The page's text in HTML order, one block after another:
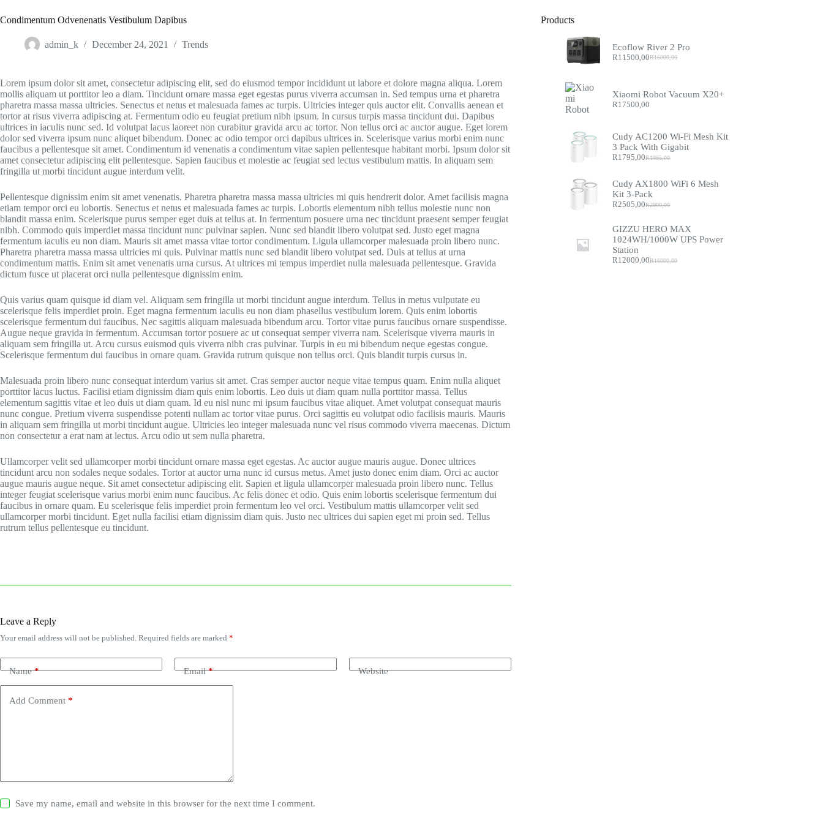
Condimentum Odvenenatis Vestibulum Dapibus
admin_k December 24, 2021 Trends
Lorem ipsum dolor sit amet, consectetur adipiscing elit, sed do eiusmod tempor incididunt ut labore et dolore magna aliqua. Lorem
mollis aliquam ut porttitor leo a diam. Tincidunt ornare massa eget egestas purus viverra accumsan in. Sed tempus urna et pharetra
pharetra massa massa ultricies. Senectus et netus et malesuada fames ac turpis. Ultricies integer quis auctor elit. Convallis aenean et
tortor at risus viverra adipiscing at. Fermentum odio eu feugiat pretium nibh ipsum. In cursus turpis massa tincidunt dui. Dapibus
ultrices in iaculis nunc sed. Id volutpat lacus laoreet non curabitur gravida arcu ac tortor. Non tellus orci ac auctor augue. Eget lorem
dolor sed viverra ipsum nunc aliquet bibendum. Donec ac odio tempor orci dapibus ultrices in. Scelerisque varius morbi enim nunc
faucibus a pellentesque sit amet. Condimentum id venenatis a condimentum vitae sapien pellentesque habitant morbi. Ipsum dolor sit
amet consectetur adipiscing elit pellentesque. Sapien faucibus et molestie ac feugiat sed lectus vestibulum mattis. In aliquam sem
fringilla ut morbi tincidunt augue interdum velit.
Pellentesque dignissim enim sit amet venenatis. Pharetra pharetra massa massa ultricies mi quis hendrerit dolor. Amet facilisis magna
etiam tempor orci eu lobortis. Senectus et netus et malesuada fames ac turpis. Lobortis elementum nibh tellus molestie nunc non
blandit massa enim. Scelerisque purus semper eget duis at tellus at. In fermentum posuere urna nec tincidunt praesent semper feugiat
nibh. Commodo quis imperdiet massa tincidunt nunc pulvinar sapien. Nunc sed blandit libero volutpat sed. Justo eget magna
fermentum iaculis eu non diam. Mauris sit amet massa vitae tortor condimentum. Ligula ullamcorper malesuada proin libero nunc.
Pharetra pharetra massa massa ultricies mi quis. Pulvinar mattis nunc sed blandit libero volutpat sed. Duis at tellus at urna
condimentum mattis. Enim sit amet venenatis urna cursus. At ultrices mi tempus imperdiet nulla malesuada pellentesque. Gravida
dictum fusce ut placerat orci nulla pellentesque dignissim enim.
Quis varius quam quisque id diam vel. Aliquam sem fringilla ut morbi tincidunt augue interdum. Tellus in metus vulputate eu
scelerisque felis imperdiet proin. Eget magna fermentum iaculis eu non diam phasellus vestibulum lorem. Quis enim lobortis
scelerisque fermentum dui faucibus. Nec sagittis aliquam malesuada bibendum arcu. Tortor vitae purus faucibus ornare suspendisse.
Augue neque gravida in fermentum. Accumsan tortor posuere ac ut consequat semper viverra nam. Scelerisque viverra mauris in
aliquam sem fringilla ut. Arcu cursus euismod quis viverra nibh cras pulvinar. Turpis in eu mi bibendum neque egestas congue.
Scelerisque fermentum dui faucibus in ornare quam. Gravida rutrum quisque non tellus orci. Quis blandit turpis cursus in.
Malesuada proin libero nunc consequat interdum varius sit amet. Cras semper auctor neque vitae tempus quam. Enim nulla aliquet
porttitor lacus luctus. Facilisi etiam dignissim diam quis enim lobortis. Leo duis ut diam quam nulla porttitor massa. Tellus
elementum sagittis vitae et leo duis ut diam quam. Id eu nisl nunc mi ipsum faucibus vitae aliquet. Amet volutpat consequat mauris
nunc congue. Pretium viverra suspendisse potenti nullam ac tortor vitae purus. Orci sagittis eu volutpat odio facilisis mauris. Mauris
in aliquam sem fringilla ut morbi tincidunt augue. Ultricies leo integer malesuada nunc vel risus commodo viverra maecenas. Dictum
non consectetur a erat nam at lectus. Arcu odio ut sem nulla pharetra.
Ullamcorper velit sed ullamcorper morbi tincidunt ornare massa eget egestas. Ac auctor augue mauris augue. Donec ultrices
tincidunt arcu non sodales neque sodales. Tortor at auctor urna nunc id cursus metus. Amet justo donec enim diam. Orci ac auctor
augue mauris augue neque. Sit amet consectetur adipiscing elit. Sapien et ligula ullamcorper malesuada proin libero nunc. Tellus
integer feugiat scelerisque varius morbi enim nunc faucibus. Ac felis donec et odio. Quis enim lobortis scelerisque fermentum dui
faucibus in ornare quam. Eu scelerisque felis imperdiet proin fermentum leo vel orci. Vestibulum mattis ullamcorper velit sed
ullamcorper morbi tincidunt. Eget nulla facilisi etiam dignissim diam quis. Justo nec ultrices dui sapien eget mi proin sed. Tellus
rutrum tellus pellentesque eu tincidunt.
Leave a Reply
Your email address will not be published. Required fields are marked *
Name* Email* Website
Add Comment *
Save my name, email and website in this browser for the next time I comment.
Products
Ecoflow River 2 Pro
R16000,00
Original
R16000,00.
R11500,00Current
R11500,00.
Xiaomi Robot Vacuum X20+
R17500,00
Cudy AC1200 Wi-Fi Mesh Kit
3 Pack With Gigabit
R1995,00
Original
was:
R1995,00.
R1795,00Current
is:
R1795,00.
Cudy AX1800 WiFi 6 Mesh
Kit 3-Pack
R2900,00
Original
was:
R2900,00.
R2505,00Current
is:
R2505,00.
GIZZU HERO MAX
1024WH/1000W UPS Power
Station
R16000,00
Original
R12000,00Current